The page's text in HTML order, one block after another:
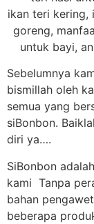
Sebelumnya
bismillah oleh
semua yang
siBonbon.
diri ya….
SiBonbon
kami Tanpa
bahan
beberapa